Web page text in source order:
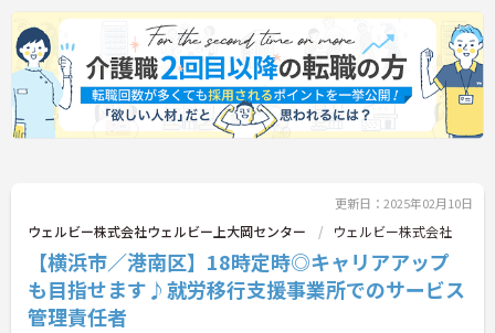
更新日：2025年02月10日
ウェルビー株式会社ウェルビー上大岡センター ウェルビー株式会社
【横浜市／港南区】18時定時◎キャリアアップ
も目指せます♪就労移行支援事業所でのサービス
管理責任者